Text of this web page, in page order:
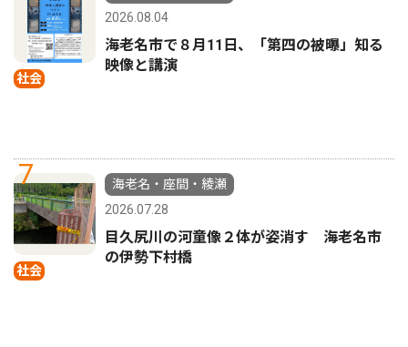
社会
2026.08.04
海老名市で８月11日、「第四の被曝」知る
映像と講演
7
社会
海老名・座間・綾瀬
2026.07.28
目久尻川の河童像２体が姿消す 海老名市
の伊勢下村橋